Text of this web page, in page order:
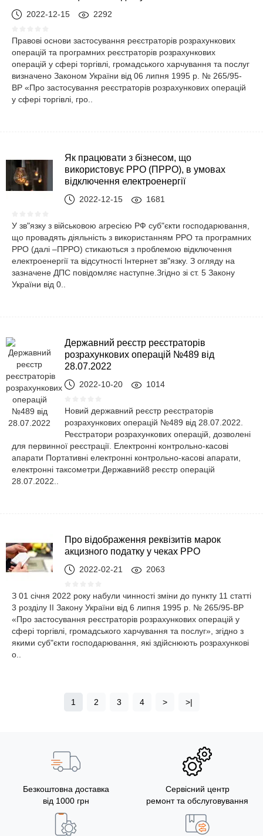
2022-12-15 2292
Правові основи застосування реєстраторів розрахункових
операцій та програмних реєстраторів розрахункових
операцій у сфері торгівлі, громадського харчування та послуг
визначено Законом України від 06 липня 1995 р. № 265/95-
ВР «Про застосування реєстраторів розрахункових операцій
у сфері торгівлі, гро..
Як працювати з бізнесом, що
використовує РРО (ПРРО), в умовах
відключення електроенергії
2022-12-15 1681
У зв"язку з військовою агресією РФ суб"єкти господарювання,
що провадять діяльність з використанням РРО та програмних
РРО (далі –ПРРО) стикаються з проблемою відключення
електроенергії та відсутності Інтернет зв"язку. З огляду на
зазначене ДПС повідомляє наступне.Згідно зі ст. 5 Закону
України від 0..
Державний реєстр реєстраторів
розрахункових операцій №489 від
28.07.2022
2022-10-20 1014
Новий державний реєстр реєстраторів
розрахункових операцій №489 від 28.07.2022.
Реєстратори розрахункових операцій, дозволені
для первинної реєстрації. Електронні контрольно-касові
апарати Портативні електронні контрольно-касові апарати,
електронні таксометри.Державний8 реєстр операцій
28.07.2022..
Про відображення реквізитів марок
акцизного податку у чеках РРО
2022-02-21 2063
З 01 січня 2022 року набули чинності зміни до пункту 11 статті
3 розділу II Закону України від 6 липня 1995 р. № 265/95-ВР
«Про застосування реєстраторів розрахункових операцій у
сфері торгівлі, громадського харчування та послуг», згідно з
якими суб"єкти господарювання, які здійснюють розрахункові
о..
1 2 3 4 > >|
Безкоштовна доставка
від 1000 грн
Сервісний центр
ремонт та обслуговування